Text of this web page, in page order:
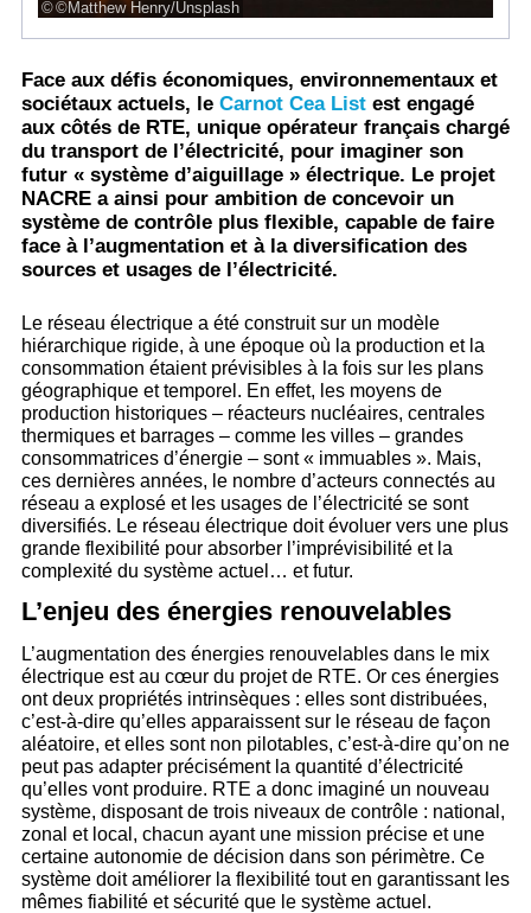
©Matthew Henry/Unsplash
Face aux défis économiques, environnementaux et
sociétaux actuels, le Carnot Cea Listest engagé
aux côtés de RTE, unique opérateur français chargé
du transport de l’électricité, pour imaginer son
futur « système d’aiguillage » électrique. Le projet
NACRE a ainsi pour ambition de concevoir un
système de contrôle plus flexible, capable de faire
face à l’augmentation et à la diversification des
sources et usages de l’électricité.
Le réseau électrique a été construit sur un modèle
hiérarchique rigide, à une époque où la production et la
consommation étaient prévisibles à la fois sur les plans
géographique et temporel. En effet, les moyens de
production historiques – réacteurs nucléaires, centrales
thermiques et barrages – comme les villes – grandes
consommatrices d’énergie – sont « immuables ». Mais,
ces dernières années, le nombre d’acteurs connectés au
réseau a explosé et les usages de l’électricité se sont
diversifiés. Le réseau électrique doit évoluer vers une plus
grande flexibilité pour absorber l’imprévisibilité et la
complexité du système actuel… et futur.
L’enjeu des énergies renouvelables
L’augmentation des énergies renouvelables dans le mix
électrique est au cœur du projet de RTE. Or ces énergies
ont deux propriétés intrinsèques : elles sont distribuées,
c’est-à-dire qu’elles apparaissent sur le réseau de façon
aléatoire, et elles sont non pilotables, c’est-à-dire qu’on ne
peut pas adapter précisément la quantité d’électricité
qu’elles vont produire. RTE a donc imaginé un nouveau
système, disposant de trois niveaux de contrôle : national,
zonal et local, chacun ayant une mission précise et une
certaine autonomie de décision dans son périmètre. Ce
système doit améliorer la flexibilité tout en garantissant les
mêmes fiabilité et sécurité que le système actuel.